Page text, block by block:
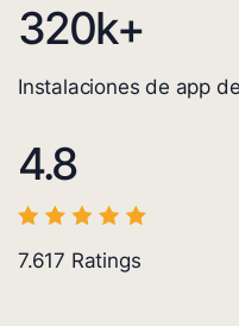
320k+
Instalaciones de app
4.8
7.617 Ratings